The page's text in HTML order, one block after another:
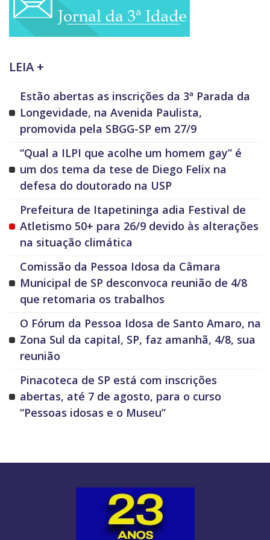
LEIA +
Estão abertas as inscrições da 3ª Parada da
Longevidade, na Avenida Paulista,
promovida pela SBGG-SP em 27/9
“Qual a ILPI que acolhe um homem gay” é
um dos tema da tese de Diego Felix na
defesa do doutorado na USP
Prefeitura de Itapetininga adia Festival de
Atletismo 50+ para 26/9 devido às alterações
na situação climática
Comissão da Pessoa Idosa da Câmara
Municipal de SP desconvoca reunião de 4/8
que retomaria os trabalhos
O Fórum da Pessoa Idosa de Santo Amaro, na
Zona Sul da capital, SP, faz amanhã, 4/8, sua
reunião
Pinacoteca de SP está com inscrições
abertas, até 7 de agosto, para o curso
“Pessoas idosas e o Museu”